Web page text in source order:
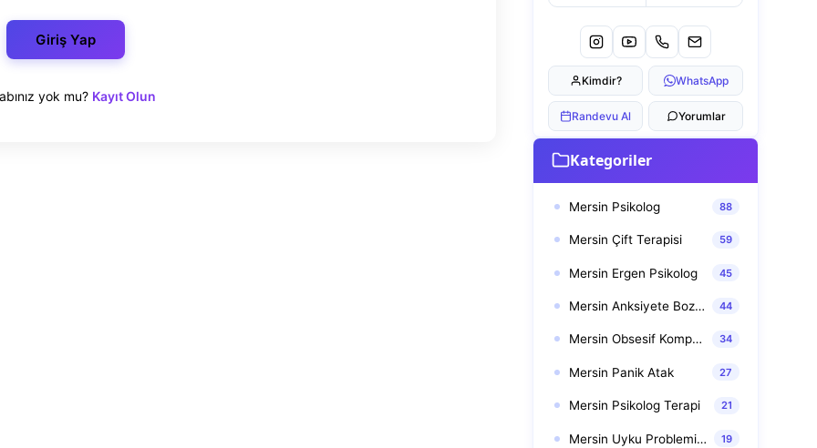
Giriş Yap
yok mu? Kayıt Olun
Kimdir? WhatsApp
Randevu Al Yorumlar
Kategoriler
Mersin Psikolog 88
Mersin Çift Terapisi 59
Mersin Ergen Psikolog 45
Mersin Anksiyete Bozuklukları 44
Mersin Obsesif Kompulsif Bozukluk (OKB) 34
Mersin Panik Atak 27
Mersin Psikolog Terapi 21
Mersin Uyku Problemi Terapisi 19